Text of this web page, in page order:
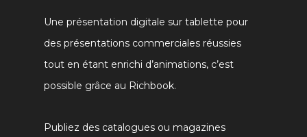
Une présentation digitale sur tablette pour
des présentations commerciales réussies
tout en étant enrichi d’animations, c’est
possible grâce au Richbook.
Publiez des catalogues ou magazines